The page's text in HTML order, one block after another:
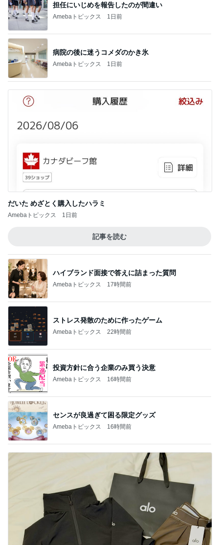
担任にいじめを報告したのが間違い
Amebaトピックス 1日前
病院の後に迷うコメダのかき氷
Amebaトピックス 1日前
だいた めざとく購入したハラミ
Amebaトピックス 1日前
記事を読む
ハイブランド面接で答えに詰まった質問
Amebaトピックス 17時間前
ストレス発散のために作ったゲーム
Amebaトピックス 22時間前
投資方針に合う企業のみ買う決意
Amebaトピックス 16時間前
センスが良過ぎて困る限定グッズ
Amebaトピックス 16時間前